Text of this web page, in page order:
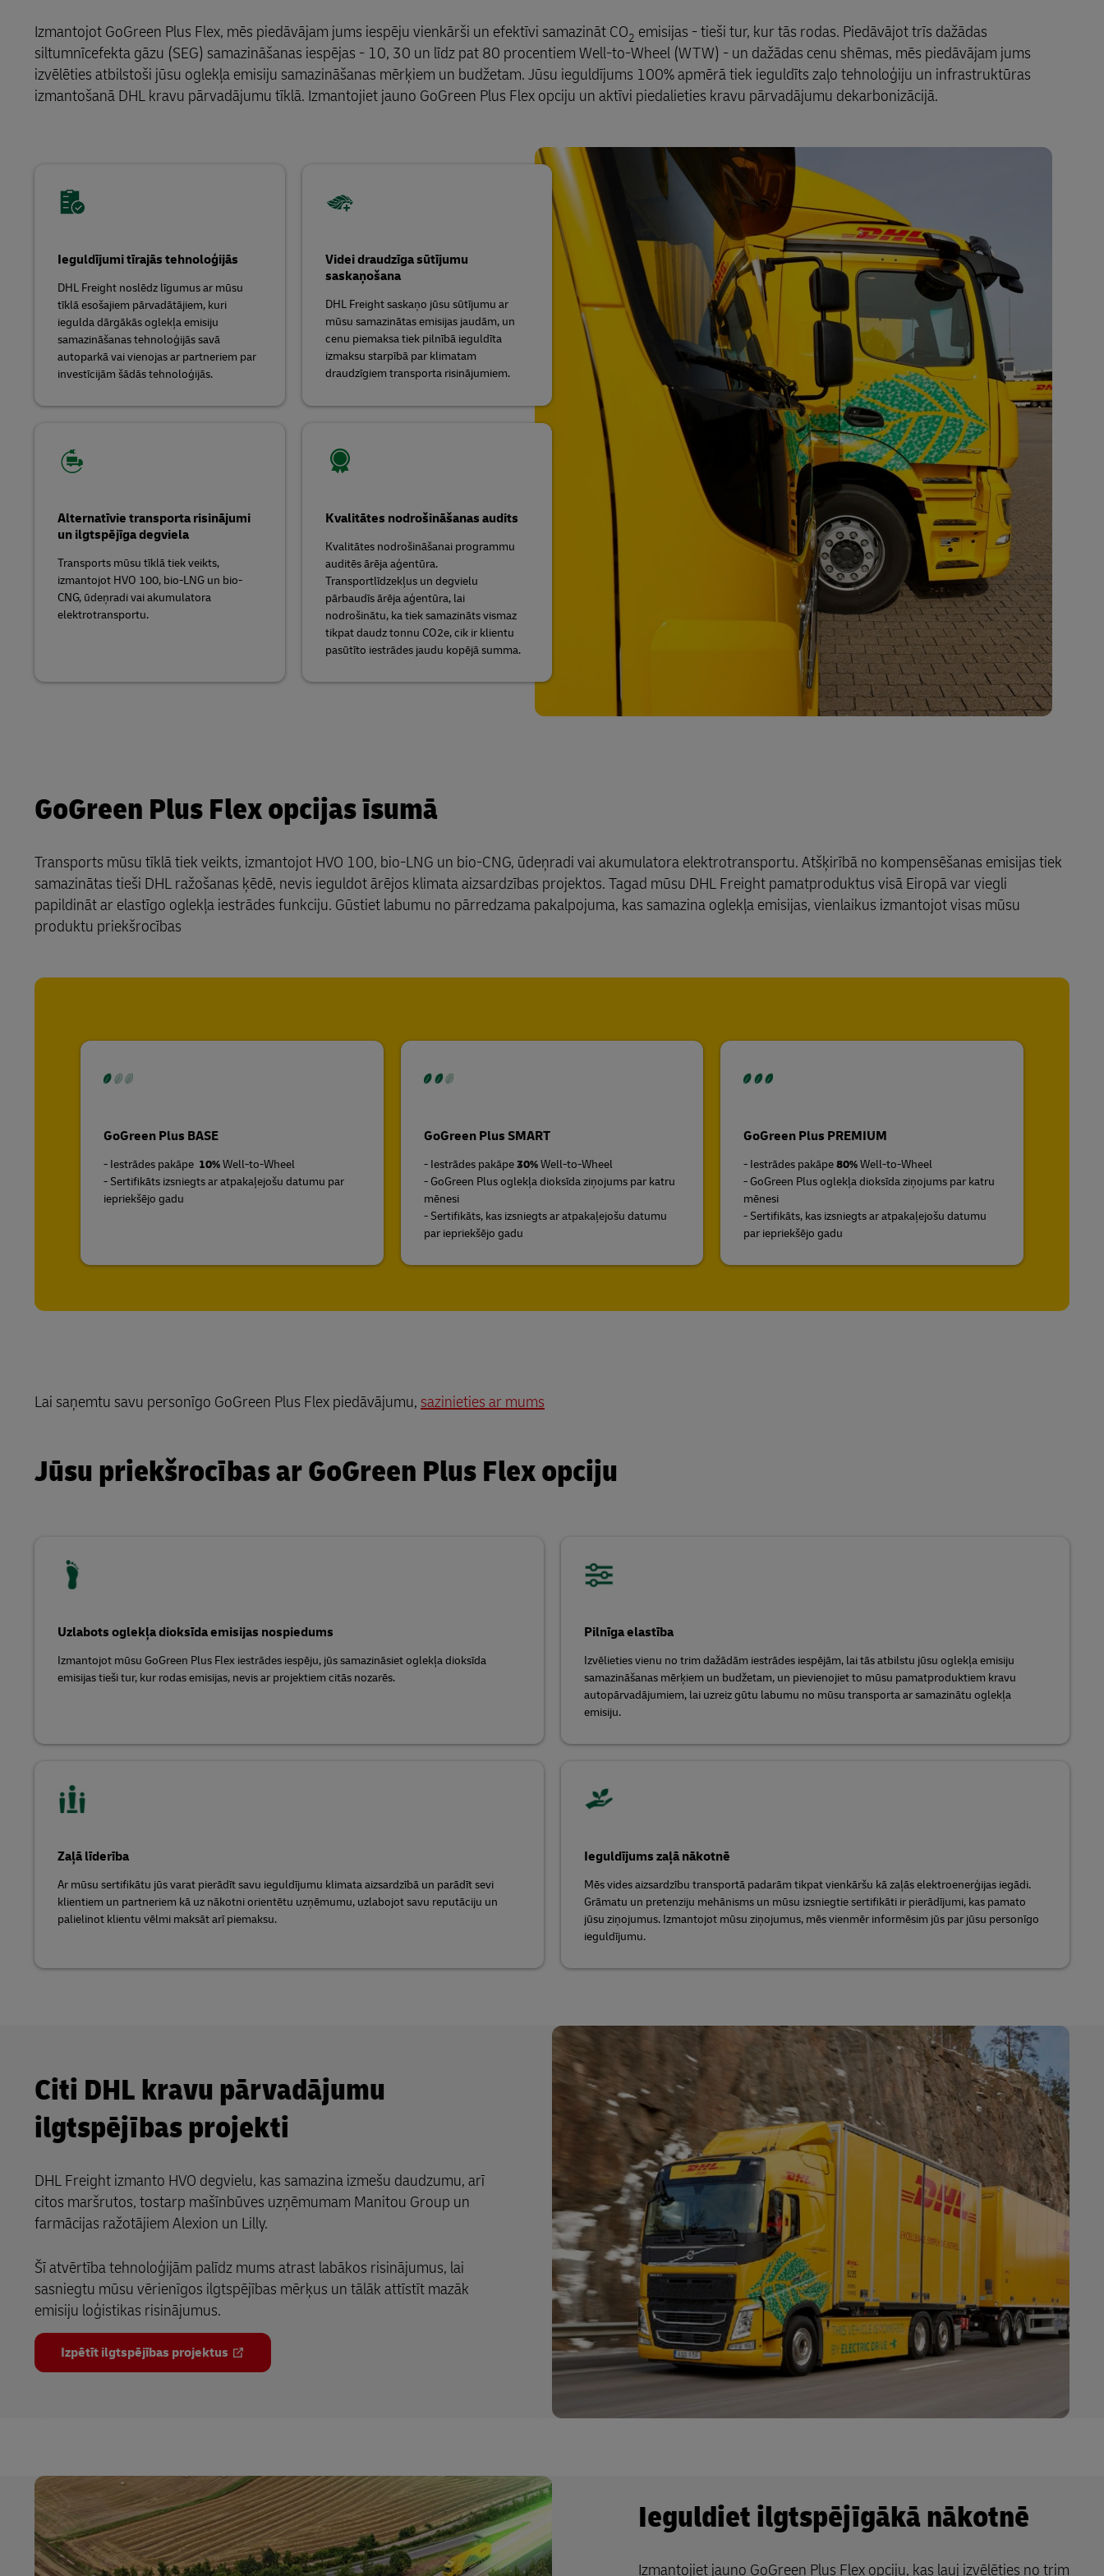
MyGTS
DHL SameDay
Uzzināt par portāliem
Izmantojot GoGreen Plus Flex, mēs piedāvājam jums iespēju vienkārši un efektīvi samazināt CO2 emisijas - tieši tur, kur tās rodas. Piedāvājot trīs dažādas
siltumnīcefekta gāzu (SEG) samazināšanas iespējas - 10, 30 un līdz pat 80 procentiem Well-to-Wheel (WTW) - un dažādas cenu shēmas, mēs piedāvājam jums
izvēlēties atbilstoši jūsu oglekļa emisiju samazināšanas mērķiem un budžetam. Jūsu ieguldījums 100% apmērā tiek ieguldīts zaļo tehnoloģiju un infrastruktūras
izmantošanā DHL kravu pārvadājumu tīklā. Izmantojiet jauno GoGreen Plus Flex opciju un aktīvi piedalieties kravu pārvadājumu dekarbonizācijā.
Ieguldījumi tīrajās tehnoloģijās
DHL Freight noslēdz līgumus ar mūsu
tīklā esošajiem pārvadātājiem, kuri
iegulda dārgākās oglekļa emisiju
samazināšanas tehnoloģijās savā
autoparkā vai vienojas ar partneriem par
investīcijām šādās tehnoloģijās.
Videi draudzīga sūtījumu
saskaņošana
DHL Freight saskaņo jūsu sūtījumu ar
mūsu samazinātas emisijas jaudām, un
cenu piemaksa tiek pilnībā ieguldīta
izmaksu starpībā par klimatam
draudzīgiem transporta risinājumiem.
Alternatīvie transporta risinājumi
un ilgtspējīga degviela
Transports mūsu tīklā tiek veikts,
izmantojot HVO 100, bio-LNG un bio-
CNG, ūdeņradi vai akumulatora
elektrotransportu.
Kvalitātes nodrošināšanas audits
Kvalitātes nodrošināšanai programmu
auditēs ārēja aģentūra.
Transportlīdzekļus un degvielu
pārbaudīs ārēja aģentūra, lai
nodrošinātu, ka tiek samazināts vismaz
tikpat daudz tonnu CO2e, cik ir klientu
pasūtīto iestrādes jaudu kopējā summa.
GoGreen Plus Flex opcijas īsumā
Transports mūsu tīklā tiek veikts, izmantojot HVO 100, bio-LNG un bio-CNG, ūdeņradi vai akumulatora elektrotransportu. Atšķirībā no kompensēšanas emisijas tiek
samazinātas tieši DHL ražošanas ķēdē, nevis ieguldot ārējos klimata aizsardzības projektos. Tagad mūsu DHL Freight pamatproduktus visā Eiropā var viegli
papildināt ar elastīgo oglekļa iestrādes funkciju. Gūstiet labumu no pārredzama pakalpojuma, kas samazina oglekļa emisijas, vienlaikus izmantojot visas mūsu
produktu priekšrocības
GoGreen Plus BASE
- Iestrādes pakāpe 10%Well-to-Wheel
- Sertifikāts izsniegts ar atpakaļejošu datumu par
iepriekšējo gadu
GoGreen Plus SMART
- Iestrādes pakāpe30%Well-to-Wheel
- GoGreen Plus oglekļa dioksīda ziņojums par katru
mēnesi
- Sertifikāts, kas izsniegts ar atpakaļejošu datumu
par iepriekšējo gadu
GoGreen Plus PREMIUM
- Iestrādes pakāpe80%Well-to-Wheel
- GoGreen Plus oglekļa dioksīda ziņojums par katru
mēnesi
- Sertifikāts, kas izsniegts ar atpakaļejošu datumu
par iepriekšējo gadu
Lai saņemtu savu personīgo GoGreen Plus Flex piedāvājumu, sazinieties ar mums
Jūsu priekšrocības ar GoGreen Plus Flex opciju
Uzlabots oglekļa dioksīda emisijas nospiedums
Izmantojot mūsu GoGreen Plus Flex iestrādes iespēju, jūs samazināsiet oglekļa dioksīda
emisijas tieši tur, kur rodas emisijas, nevis ar projektiem citās nozarēs.
Pilnīga elastība
Izvēlieties vienu no trim dažādām iestrādes iespējām, lai tās atbilstu jūsu oglekļa emisiju
samazināšanas mērķiem un budžetam, un pievienojiet to mūsu pamatproduktiem kravu
autopārvadājumiem, lai uzreiz gūtu labumu no mūsu transporta ar samazinātu oglekļa
emisiju.
Zaļā līderība
Ar mūsu sertifikātu jūs varat pierādīt savu ieguldījumu klimata aizsardzībā un parādīt sevi
klientiem un partneriem kā uz nākotni orientētu uzņēmumu, uzlabojot savu reputāciju un
palielinot klientu vēlmi maksāt arī piemaksu.
Ieguldījums zaļā nākotnē
Mēs vides aizsardzību transportā padarām tikpat vienkāršu kā zaļās elektroenerģijas iegādi.
Grāmatu un pretenziju mehānisms un mūsu izsniegtie sertifikāti ir pierādījumi, kas pamato
jūsu ziņojumus. Izmantojot mūsu ziņojumus, mēs vienmēr informēsim jūs par jūsu personīgo
ieguldījumu.
Citi DHL kravu pārvadājumu
ilgtspējības projekti
DHL Freight izmanto HVO degvielu, kas samazina izmešu daudzumu, arī
citos maršrutos, tostarp mašīnbūves uzņēmumam Manitou Group un
farmācijas ražotājiem Alexion un Lilly.
Šī atvērtība tehnoloģijām palīdz mums atrast labākos risinājumus, lai
sasniegtu mūsu vērienīgos ilgtspējības mērķus un tālāk attīstīt mazāk
emisiju loģistikas risinājumus.
Izpētīt ilgtspējības projektus
Ieguldiet ilgtspējīgākā nākotnē
Izmantojiet jauno GoGreen Plus Flex opciju, kas ļauj izvēlēties no trim